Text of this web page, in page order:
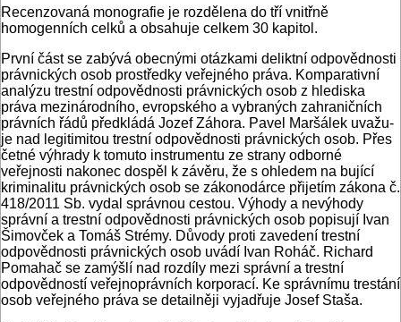
Recenzovaná monografie je rozdělena do tří vnitřně
homogenních celků a ob­sahuje celkem 30 kapitol.
První část se zabývá obecnými otáz­kami deliktní odpovědnosti
právnických osob prostředky veřejného práva. Komparativní
analýzu trestní odpovědnosti právnických osob z hlediska
práva me­zinárodního, evropského a vybraných zahraničních
právních řádů předkládá Jozef Záhora. Pavel Maršálek uvažu­
je nad legitimitou trestní odpovědnosti právnických osob. Přes
četné výhrady k tomuto instrumentu ze strany odbor­né
veřejnosti nakonec dospěl k závěru, že s ohledem na bující
kriminalitu práv­nických osob se zákonodárce přijetím zá­kona č.
418/2011 Sb. vydal správnou ces­tou. Výhody a nevýhody
správní a trestní odpovědnosti právnických osob popisu­jí Ivan
Šimovček a Tomáš Strémy. Dů­vody proti zavedení trestní
odpovědnos­ti právnických osob uvádí Ivan Roháč. Richard
Pomahač se zamýšlí nad rozdí­ly mezi správní a trestní
odpovědností veřejnoprávních korporací. Ke správní­mu trestání
osob veřejného práva se de­tailněji vyjadřuje Josef Staša.